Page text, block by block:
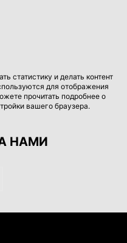
статистику и делать контент
для отображения
прочитать подробнее о
вашего браузера.
НАМИ